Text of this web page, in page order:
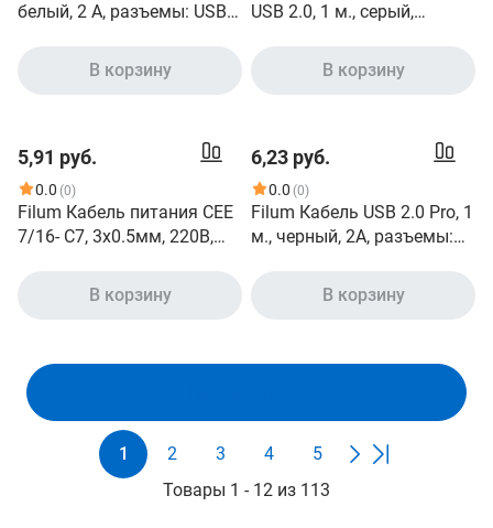
белый, 2 А, разъемы: USB A
пакет. [FL-CPro-U2-AM-LM-
1M-W1] 901872
В корзину
USB 2.0, 1 м., серый,
A female, пакет. [FL-C-U2-
AM-AF-1M] 894168
В корзину
5,91 руб.
0.0 (0)
Filum Кабель питания CEE
7/16- С7, 3х0.5мм, 220В,
PC2.5-EU-C7-1.8M] 873353
В корзину
6,23 руб.
0.0 (0)
Filum Кабель USB 2.0 Pro, 1
м., черный, 2A, разъемы:
male, пакет. [FL-CPro-U2-
AM-microBM-1M] 894182
В корзину
1 2 3 4
5
Товары 1 - 12 из 113